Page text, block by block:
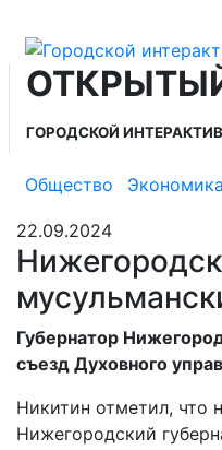
ГОРОДСКОЙ
Общество Экономика
22.09.2024
Губернатор
съезд Духовного
Никитин отметил, что
Нижегородский